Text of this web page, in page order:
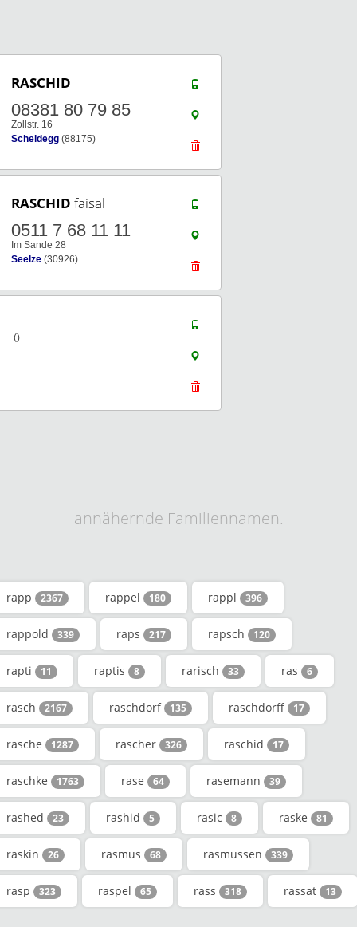
RASCHID
08381 80 79 85
Zollstr. 16
Scheidegg (88175)
RASCHID faisal
0511 7 68 11 11
Im Sande 28
Seelze (30926)
()
annähernde Familiennamen.
rapp 2367 rappel 180 rappl 396
rappold 339 raps 217 rapsch 120
rapti 11 raptis 8 rarisch 33 ras 6
rasch 2167 raschdorf 135 raschdorff 17
rasche 1287 rascher 326 raschid 17
raschke 1763 rase 64 rasemann 39
rashed 23 rashid 5 rasic 8 raske 81
raskin 26 rasmus 68 rasmussen 339
rasp 323 raspel 65 rass 318 rassat 13